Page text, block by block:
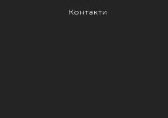
Контакти